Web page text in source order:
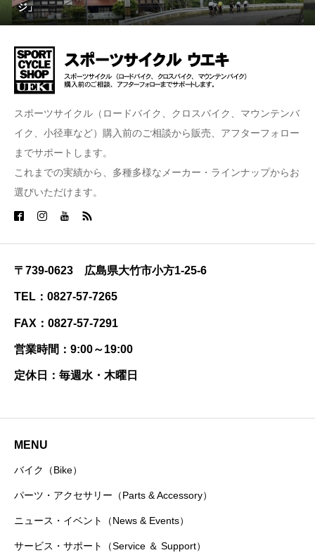
ジ」
スポーツサイクル（ロードバイク、クロスバイク、マウンテンバ
イク、小径車など）購入前のご相談から販売、アフターフォロー
までサポートします。
これまでの実績から、多種多様なメーカー・ラインナップからお
選びいただけます。
〒739-0623 広島県大竹市小方1-25-6
TEL：0827-57-7265
FAX：0827-57-7291
営業時間：9:00～19:00
定休日：毎週水・木曜日
MENU
バイク（Bike）
パーツ・アクセサリー（Parts & Accessory）
ニュース・イベント（News & Events）
サービス・サポート（Service ＆ Support）